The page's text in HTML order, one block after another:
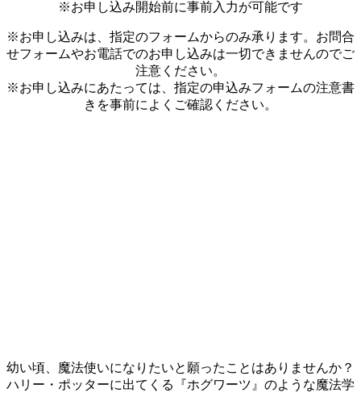
※お申し込み開始前に事前入力が可能です
※お申し込みは、指定のフォームからのみ承ります。お問合
せフォームやお電話でのお申し込みは一切できませんのでご
注意ください。
※お申し込みにあたっては、指定の申込みフォームの注意書
きを事前によくご確認ください。
幼い頃、魔法使いになりたいと願ったことはありませんか？
ハリー・ポッターに出てくる『ホグワーツ』のような魔法学